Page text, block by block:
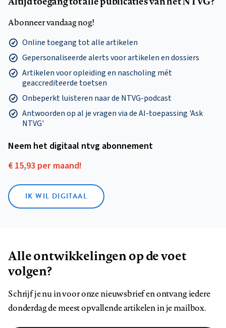
Abonneer vandaag nog!
Online toegang tot alle artikelen
Gepersonaliseerde alerts voor artikelen en dossiers
Artikelen voor opleiding en nascholing mét
geaccrediteerde toetsen
Onbeperkt luisteren naar de NTVG-podcast
Antwoorden op al je vragen via de AI-toepassing 'Ask
NTVG'
Neem het digitaal ntvg abonnement
€ 15,93 per maand!
IK WIL DIGITAAL
Alle ontwikkelingen op de voet
volgen?
Schrijf je nu in voor onze nieuwsbrief en ontvang iedere
donderdag de meest opvallende artikelen in je mailbox.